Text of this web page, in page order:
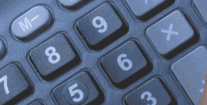
tergantung dari golongan yang
besar pendapatan orang tua.
Semester/Kumulatif